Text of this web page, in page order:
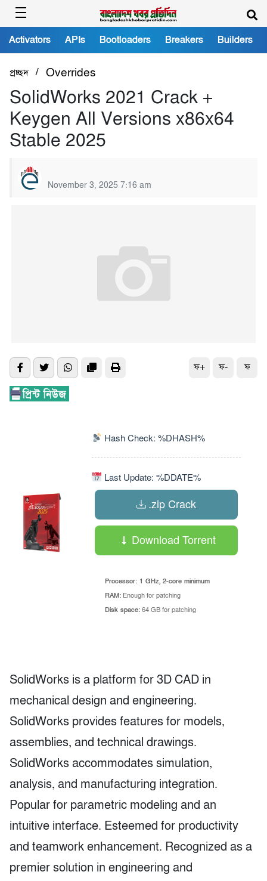
Activators APIs Bootloaders Breakers Builders
প্রচ্ছদ/ Overrides
SolidWorks 2021 Crack +
Keygen All Versions x86x64
Stable 2025
November 3, 2025 7:16 am
ফ+ ফ- ফ
Hash Check: %DHASH%
Last Update: %DDATE%
.zip Crack
Download Torrent
Processor: 1 GHz, 2-core minimum
RAM: Enough for patching
Disk space: 64 GB for patching
SolidWorks is a platform for 3D CAD in
mechanical design and engineering.
SolidWorks provides features for models,
assemblies, and technical drawings.
SolidWorks accommodates simulation,
analysis, and manufacturing integration.
Popular for parametric modeling and an
intuitive interface. Esteemed for productivity
and teamwork enhancement. Recognized as a
premier solution in engineering and